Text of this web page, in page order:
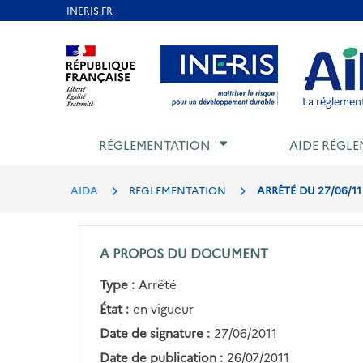
Aller au contenu Aller au menu Aller au
La
RÉGLEMENTATION AIDE
AIDA REGLEMENTATION ARRÊTÉ DU 27/06/
A PROPOS DU DOCUMENT
Type : Arrêté
État : en vigueur
Date de signature : 27/06/2011
Date de publication : 26/07/2011